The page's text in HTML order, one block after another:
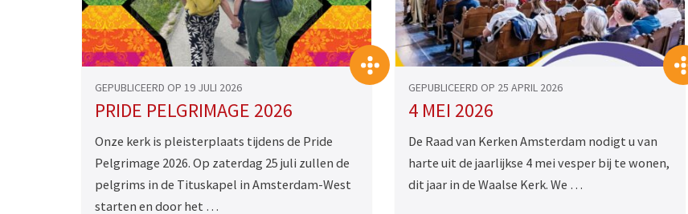
GEPUBLICEERD OP 19 JULI 2026
PRIDE PELGRIMAGE 2026
Onze kerk is pleisterplaats tijdens de Pride
Pelgrimage 2026. Op zaterdag 25 juli zullen de
pelgrims in de Tituskapel in Amsterdam-West
starten en door het …
>>
GEPUBLICEERD OP 25 APRIL 2026
4 MEI 2026
De Raad van Kerken Amsterdam nodigt u van
harte uit de jaarlijkse 4 mei vesper bij te wonen,
dit jaar in de Waalse Kerk. We …